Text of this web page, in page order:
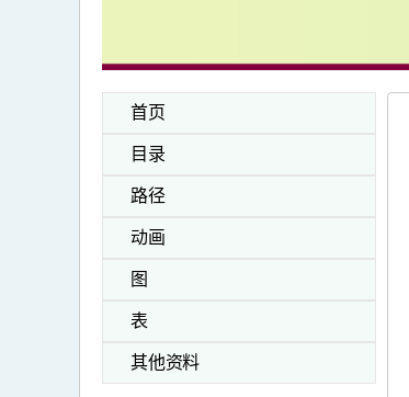
首页
目录
路径
动画
图
表
其他资料